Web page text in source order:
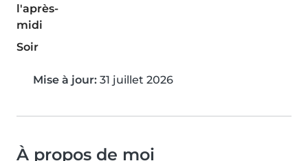
l'après-
midi
Soir
Mise à jour: 31 juillet 2026
À propos de moi